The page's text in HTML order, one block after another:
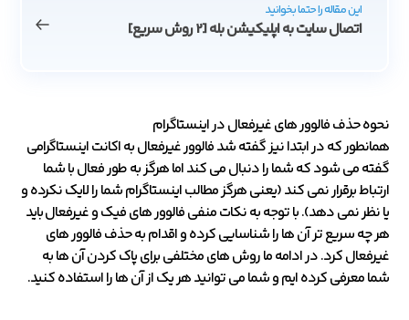
این مقاله را حتما بخوانید
اتصال سایت به اپلیکیشن بله [2 روش سریع]
نحوه حذف فالوور های غیرفعال در اینستاگرام
همانطور که در ابتدا نیز گفته شد فالوور غیرفعال به اکانت اینستاگرامی
گفته می شود که شما را دنبال می کند اما هرگز به طور فعال با شما
ارتباط برقرار نمی کند (یعنی هرگز مطالب اینستاگرام شما را لایک نکرده و
یا نظر نمی دهد). با توجه به نکات منفی فالوور های فیک و غیرفعال باید
هر چه سریع تر آن ها را شناسایی کرده و اقدام به حذف فالوور های
غیرفعال کرد. در ادامه ما روش های مختلفی برای پاک کردن آن ها به
شما معرفی کرده ایم و شما می توانید هر یک از آن ها را استفاده کنید.